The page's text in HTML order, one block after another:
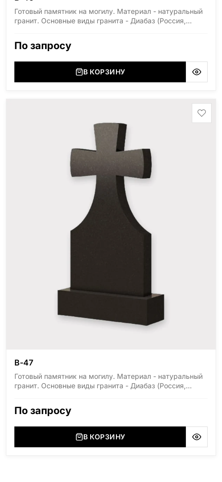
Готовый памятник на могилу. Материал - натуральный
гранит. Основные виды гранита - Диабаз (Россия,
(Украина, Житомерская область), Лабродарит
(Украина, Житомерская область), Сюксюансаари
(Россия, Карелия), Амфиболит (Россия, Мурманская
минимальные стандартные размеры: Стела: 80x40x5
По запросу
В КОРЗИНУ
В-47
Готовый памятник на могилу. Материал - натуральный
гранит. Основные виды гранита - Диабаз (Россия,
(Украина, Житомерская область), Лабродарит
(Украина, Житомерская область), Сюксюансаари
(Россия, Карелия), Амфиболит (Россия, Мурманская
По запросу
В КОРЗИНУ